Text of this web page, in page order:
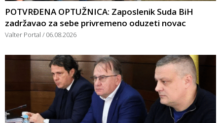
POTVRĐENA OPTUŽNICA: Zaposlenik Suda BiH
zadržavao za sebe privremeno oduzeti novac
Valter Portal 06.08.2026